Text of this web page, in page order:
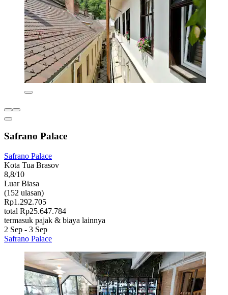
Safrano Palace
Safrano Palace
Kota Tua Brasov
8,8/10
Luar Biasa
(152 ulasan)
Rp1.292.705
total Rp25.647.784
termasuk pajak & biaya lainnya
2 Sep - 3 Sep
Safrano Palace